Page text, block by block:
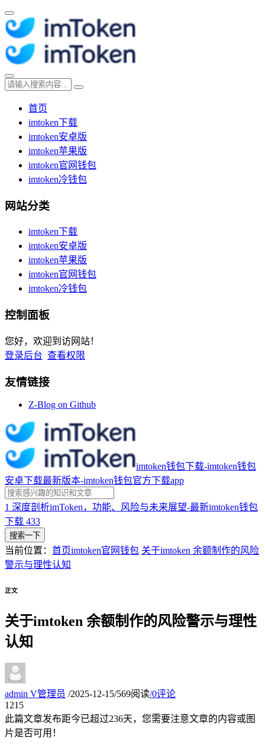
首页
imtoken下载
imtoken安卓版
imtoken苹果版
imtoken官网钱包
imtoken冷钱包
网站分类
imtoken下载
imtoken安卓版
imtoken苹果版
imtoken官网钱包
imtoken冷钱包
控制面板
您好，欢迎到访网站！
登录后台 查看权限
友情链接
Z-Blog on Github
imtoken钱包下载-imtoken钱包
安卓下载最新版本-imtoken钱包官方下载app
1 深度剖析imToken，功能、风险与未来展望-最新imtoken钱包
下载 433
搜索一下
当前位置： 首页imtoken官网钱包 关于imtoken 余额制作的风险
警示与理性认知
正文
关于imtoken 余额制作的风险警示与理性
认知
admin V管理员 /2025-12-15/569阅读/0评论
1215
此篇文章发布距今已超过236天，您需要注意文章的内容或图
片是否可用！